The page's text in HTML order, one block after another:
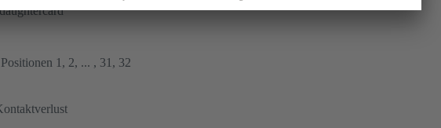
1, 2, ... , 31, 32